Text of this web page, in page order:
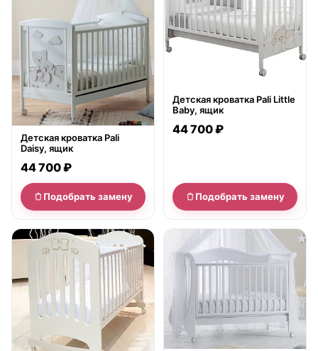
Детская кроватка Pali
Daisy, ящик
44 700 ₽
Подобрать замену
Детская кроватка Pali Little
Baby, ящик
44 700 ₽
Подобрать замену
нет в продаже нет в продаже